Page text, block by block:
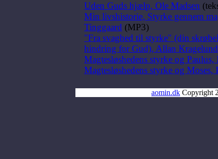
Uden Guds hjælp, Ole Madsen
Min livshistorie, Styrke gennem
Tinggaard (MP3)
"Fra svaghed til styrke" (din
hindring for Gud), Allan
Magtesløshedens styrke og Paulus,
Magtesløshedens styrke og Moses,
aomin.dk Copyright